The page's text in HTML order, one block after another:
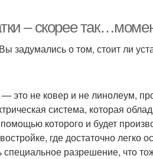
– скорее
о том, стоит ли
не ковер и не линолеум,
система, которая
которого и будет
где достаточно легко
специальное разрешение, что